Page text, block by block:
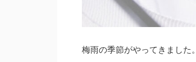
梅雨の季節がやってきました。